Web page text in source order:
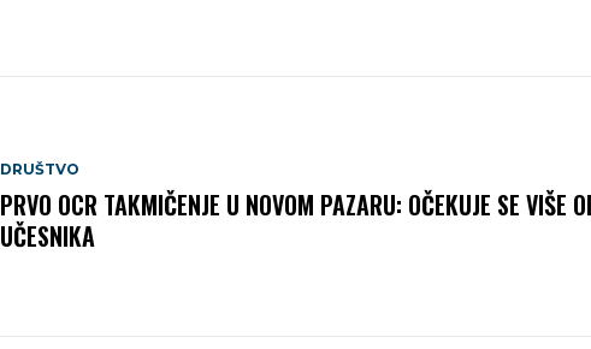
DRUŠTVO
PRVO OCR TAKMIČENJE U NOVOM PAZARU: OČEKUJE SE VIŠE
UČESNIKA